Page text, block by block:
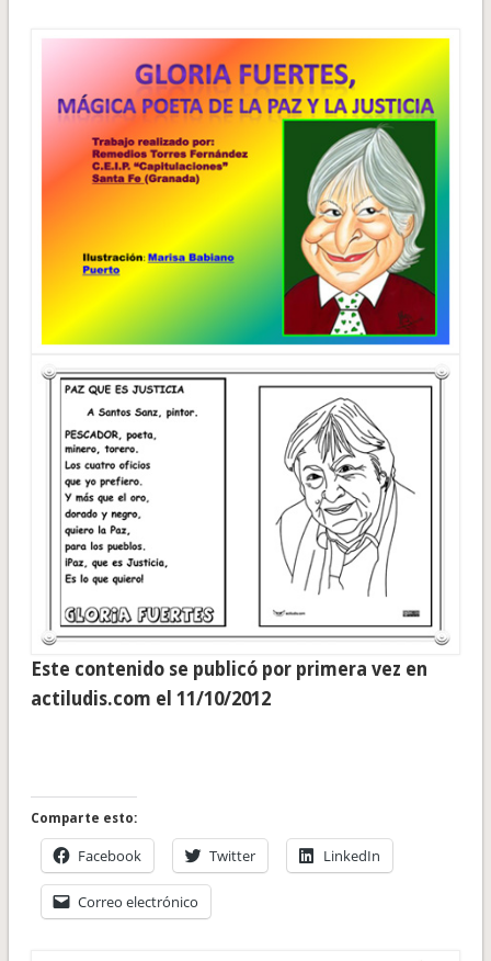
Este contenido se publicó por primera vez en
actiludis.com el 11/10/2012
Comparte esto:
Facebook Twitter LinkedIn
Correo electrónico